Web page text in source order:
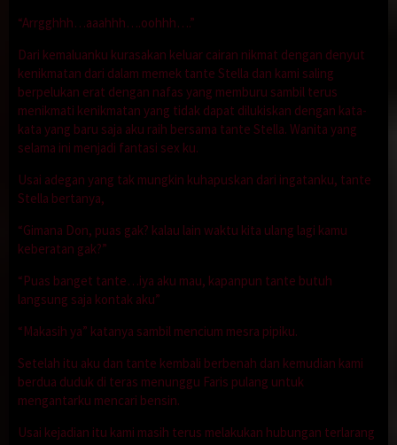
“Arrgghhh…aaahhh….oohhh….”
Dari kemaluanku kurasakan keluar cairan nikmat dengan denyut
kenikmatan dari dalam memek tante Stella dan kami saling
berpelukan erat dengan nafas yang memburu sambil terus
menikmati kenikmatan yang tidak dapat dilukiskan dengan kata-
kata yang baru saja aku raih bersama tante Stella. Wanita yang
selama ini menjadi fantasi sex ku.
Usai adegan yang tak mungkin kuhapuskan dari ingatanku, tante
Stella bertanya,
“Gimana Don, puas gak? kalau lain waktu kita ulang lagi kamu
keberatan gak?”
“Puas banget tante…iya aku mau, kapanpun tante butuh
langsung saja kontak aku”
“Makasih ya” katanya sambil mencium mesra pipiku.
Setelah itu aku dan tante kembali berbenah dan kemudian kami
berdua duduk di teras menunggu Faris pulang untuk
mengantarku mencari bensin.
Usai kejadian itu kami masih terus melakukan hubungan terlarang